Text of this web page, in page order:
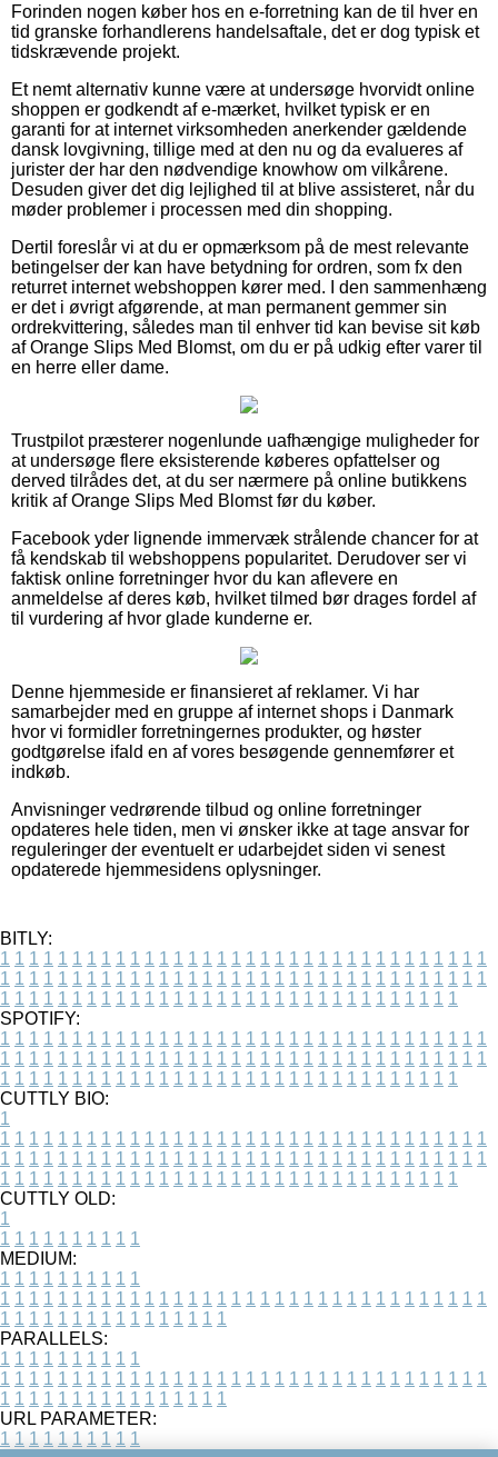
Forinden nogen køber hos en e-forretning kan de til hver en
tid granske forhandlerens handelsaftale, det er dog typisk et
tidskrævende projekt.
Et nemt alternativ kunne være at undersøge hvorvidt online
shoppen er godkendt af e-mærket, hvilket typisk er en
garanti for at internet virksomheden anerkender gældende
dansk lovgivning, tillige med at den nu og da evalueres af
jurister der har den nødvendige knowhow om vilkårene.
Desuden giver det dig lejlighed til at blive assisteret, når du
møder problemer i processen med din shopping.
Dertil foreslår vi at du er opmærksom på de mest relevante
betingelser der kan have betydning for ordren, som fx den
returret internet webshoppen kører med. I den sammenhæng
er det i øvrigt afgørende, at man permanent gemmer sin
ordrekvittering, således man til enhver tid kan bevise sit køb
af Orange Slips Med Blomst, om du er på udkig efter varer til
en herre eller dame.
Trustpilot præsterer nogenlunde uafhængige muligheder for
at undersøge flere eksisterende køberes opfattelser og
derved tilrådes det, at du ser nærmere på online butikkens
kritik af Orange Slips Med Blomst før du køber.
Facebook yder lignende immervæk strålende chancer for at
få kendskab til webshoppens popularitet. Derudover ser vi
faktisk online forretninger hvor du kan aflevere en
anmeldelse af deres køb, hvilket tilmed bør drages fordel af
til vurdering af hvor glade kunderne er.
Denne hjemmeside er finansieret af reklamer. Vi har
samarbejder med en gruppe af internet shops i Danmark
hvor vi formidler forretningernes produkter, og høster
godtgørelse ifald en af vores besøgende gennemfører et
indkøb.
Anvisninger vedrørende tilbud og online forretninger
opdateres hele tiden, men vi ønsker ikke at tage ansvar for
reguleringer der eventuelt er udarbejdet siden vi senest
opdaterede hjemmesidens oplysninger.
BITLY:
1 1 1 1 1 1 1 1 1 1 1 1 1 1 1 1 1 1 1 1 1 1 1 1 1 1 1 1 1 1 1 1 1 1
1 1 1 1 1 1 1 1 1 1 1 1 1 1 1 1 1 1 1 1 1 1 1 1 1 1 1 1 1 1 1 1 1 1
1 1 1 1 1 1 1 1 1 1 1 1 1 1 1 1 1 1 1 1 1 1 1 1 1 1 1 1 1 1 1 1
SPOTIFY:
1 1 1 1 1 1 1 1 1 1 1 1 1 1 1 1 1 1 1 1 1 1 1 1 1 1 1 1 1 1 1 1 1 1
1 1 1 1 1 1 1 1 1 1 1 1 1 1 1 1 1 1 1 1 1 1 1 1 1 1 1 1 1 1 1 1 1 1
1 1 1 1 1 1 1 1 1 1 1 1 1 1 1 1 1 1 1 1 1 1 1 1 1 1 1 1 1 1 1 1
CUTTLY BIO:
1
1 1 1 1 1 1 1 1 1 1 1 1 1 1 1 1 1 1 1 1 1 1 1 1 1 1 1 1 1 1 1 1 1 1
1 1 1 1 1 1 1 1 1 1 1 1 1 1 1 1 1 1 1 1 1 1 1 1 1 1 1 1 1 1 1 1 1 1
1 1 1 1 1 1 1 1 1 1 1 1 1 1 1 1 1 1 1 1 1 1 1 1 1 1 1 1 1 1 1 1
CUTTLY OLD:
1
1 1 1 1 1 1 1 1 1 1
MEDIUM:
1 1 1 1 1 1 1 1 1 1
1 1 1 1 1 1 1 1 1 1 1 1 1 1 1 1 1 1 1 1 1 1 1 1 1 1 1 1 1 1 1 1 1 1
1 1 1 1 1 1 1 1 1 1 1 1 1 1 1 1
PARALLELS:
1 1 1 1 1 1 1 1 1 1
1 1 1 1 1 1 1 1 1 1 1 1 1 1 1 1 1 1 1 1 1 1 1 1 1 1 1 1 1 1 1 1 1 1
1 1 1 1 1 1 1 1 1 1 1 1 1 1 1 1
URL PARAMETER:
1 1 1 1 1 1 1 1 1 1